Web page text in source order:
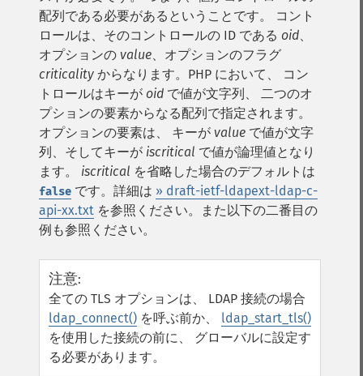
配列である必要があるということです。 コント
ロールは、そのコントロールの ID である oid、
オプションの value、オプションのフラグ
criticality からなります。PHP において、 コン
トロールはキーが oid で値が文字列、 二つのオ
プションの要素からなる配列で指定されます。
オプションの要素は、 キーが value で値が文字
列、そしてキーが iscritical で値が論理値となり
ます。 iscritical を省略した場合のデフォルトは
false です。詳細は » draft-ietf-ldapext-ldap-c-
api-xx.txt を参照ください。また以下の二番目の
例も参照ください。
注意:
全ての TLS オプションは、 LDAP 接続の場合
ldap_connect() を呼ぶ前か、 ldap_start_tls()
を使用した接続の前に、 グローバルに設定す
る必要があります。